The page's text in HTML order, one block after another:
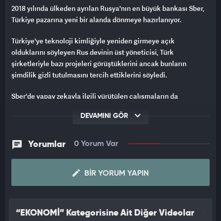
2018 yılında ülkeden ayrılan Rusya'nın en büyük bankası Sber,
Türkiye pazarına yeni bir alanda dönmeye hazırlanıyor.
Türkiye'ye teknoloji kimliğiyle yeniden girmeye açık
olduklarını söyleyen Rus devinin üst yöneticisi, Türk
şirketleriyle bazı projeleri görüştüklerini ancak bunların
şimdilik gizli tutulmasını tercih ettiklerini söyledi.
Sber'de yapay zekayla ilgili yürütülen çalışmaların da
Ekonomi Forumu (SPIEF) kapsamında AA muhabirinin
Türkiye'yi yakından tanıdığını ve DenizBank'ta çalıştığı
dönemde ailesiyle birlikte ülkede 3 yıl yaşadığını anlatan
Vedyakhin, "Sber, Türkiye'yi çok seviyor. Ben şahsen ülkenizin
büyük hayranıyım. Türkiye'ye ve Türk halkına dair çok sıcak
kullandı.
DEVAMINI GÖR
Yorumlar 0 Yorum Var
BIR YORUM YAPIN
“EKONOMİ” Kategorisine Ait Diğer Videolar